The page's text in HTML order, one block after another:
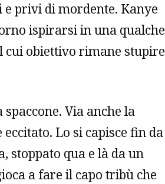
privi di mordente. Kanye
ispirarsi in una qualche
cui obiettivo rimane stupire
Via anche la
eccitato. Lo si capisce fin da
stoppato qua e là da un
a fare il capo tribù che